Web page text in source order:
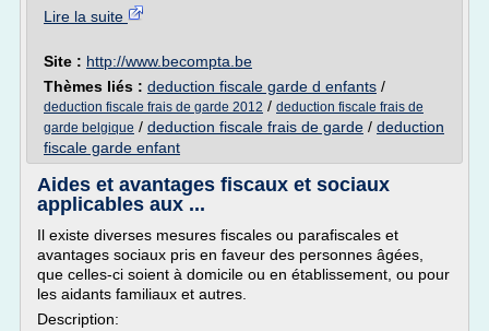
Lire la suite
Site : http://www.becompta.be
Thèmes liés : deduction fiscale garde d enfants /
deduction fiscale frais de garde 2012 / deduction fiscale frais de
garde belgique / deduction fiscale frais de garde / deduction
fiscale garde enfant
Aides et avantages fiscaux et sociaux
applicables aux ...
Il existe diverses mesures fiscales ou parafiscales et
avantages sociaux pris en faveur des personnes âgées,
que celles-ci soient à domicile ou en établissement, ou pour
les aidants familiaux et autres.
Description: